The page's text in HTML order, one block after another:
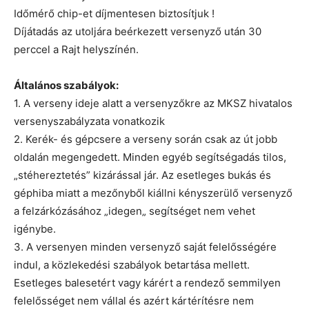
Időmérő chip-et díjmentesen biztosítjuk !
Díjátadás az utoljára beérkezett versenyző után 30
perccel a Rajt helyszínén.
Általános szabályok:
1. A verseny ideje alatt a versenyzőkre az MKSZ hivatalos
versenyszabályzata vonatkozik
2. Kerék- és gépcsere a verseny során csak az út jobb
oldalán megengedett. Minden egyéb segítségadás tilos,
„stéhereztetés” kizárással jár. Az esetleges bukás és
géphiba miatt a mezőnyből kiállni kényszerülő versenyző
a felzárkózásához „idegen„ segítséget nem vehet
igénybe.
3. A versenyen minden versenyző saját felelősségére
indul, a közlekedési szabályok betartása mellett.
Esetleges balesetért vagy kárért a rendező semmilyen
felelősséget nem vállal és azért kártérítésre nem